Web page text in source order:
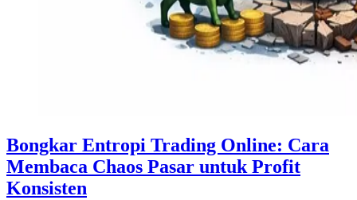
Bongkar Entropi Trading Online: Cara
Membaca Chaos Pasar untuk Profit
Konsisten